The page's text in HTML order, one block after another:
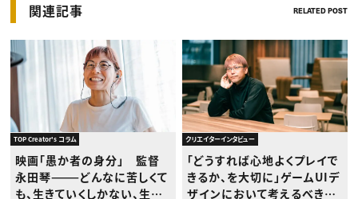
関連記事 RELATED POST
TOP Creator's コラム
映画「愚か者の身分」 監督
永田琴———どんなに苦しくて
も、生きていくしかない、生き
クリエイターインタビュー
「どうすれば心地よくプレイで
きるか、を大切に」ゲームUIデ
ザインにおいて考えるべきこ